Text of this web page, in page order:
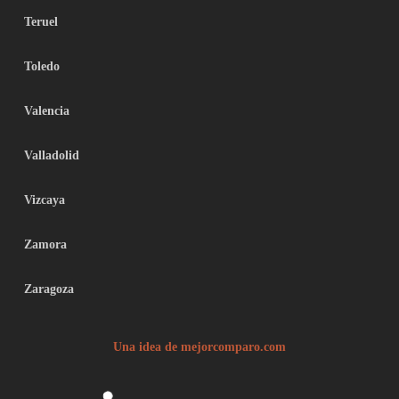
Teruel
Toledo
Valencia
Valladolid
Vizcaya
Zamora
Zaragoza
Una idea de mejorcomparo.com